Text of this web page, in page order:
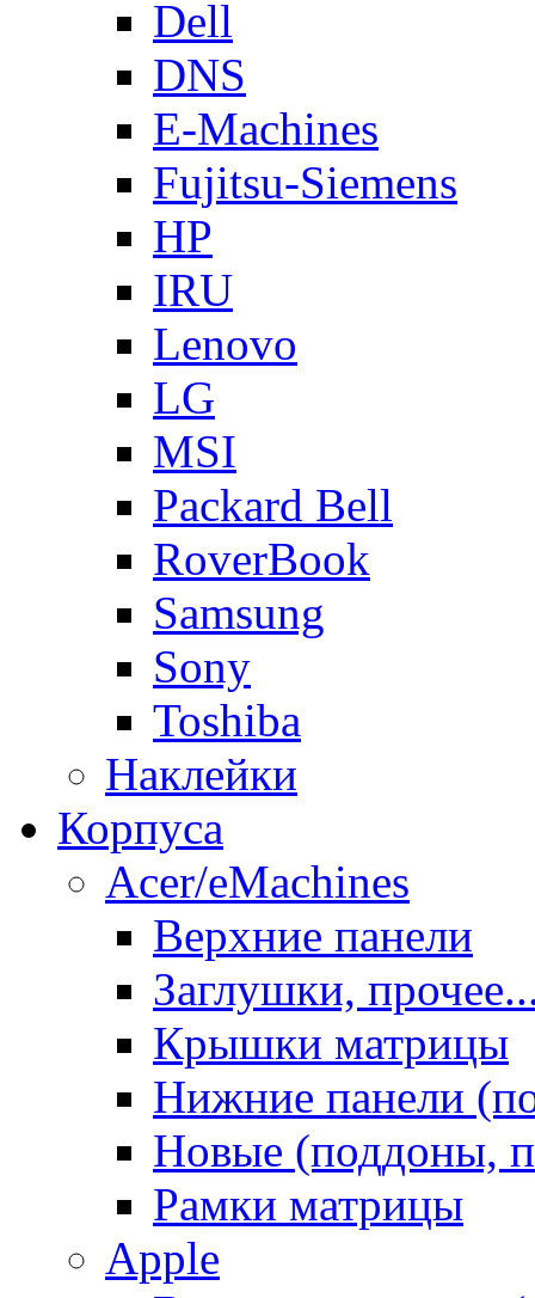
Dell
DNS
E-Machines
Fujitsu-Siemens
HP
IRU
Lenovo
LG
MSI
Packard Bell
RoverBook
Samsung
Sony
Toshiba
Наклейки
Корпуса
Acer/eMachines
Верхние панели
Заглушки,
Крышки матрицы
Нижние панели
Новые (поддоны,
Рамки матрицы
Apple